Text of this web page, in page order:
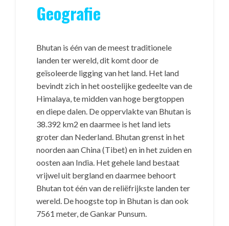
Geografie
Bhutan is één van de meest traditionele
landen ter wereld, dit komt door de
geïsoleerde ligging van het land. Het land
bevindt zich in het oostelijke gedeelte van de
Himalaya, te midden van hoge bergtoppen
en diepe dalen. De oppervlakte van Bhutan is
38.392 km2 en daarmee is het land iets
groter dan Nederland. Bhutan grenst in het
noorden aan China (Tibet) en in het zuiden en
oosten aan India. Het gehele land bestaat
vrijwel uit bergland en daarmee behoort
Bhutan tot één van de reliëfrijkste landen ter
wereld. De hoogste top in Bhutan is dan ook
7561 meter, de Gankar Punsum.